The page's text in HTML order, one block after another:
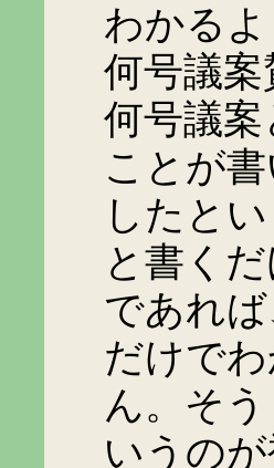
わかる
何号議
何号議
ことが
したと
と書く
であれ
だけで
ん。そ
いうの